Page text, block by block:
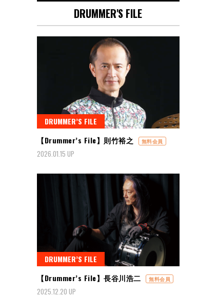
DRUMMER'S FILE
DRUMMER’S FILE
【Drummer’s File】則竹裕之
無料会員
2026.01.15 UP
DRUMMER’S FILE
【Drummer’s File】長谷川浩二
無料会員
2025.12.20 UP